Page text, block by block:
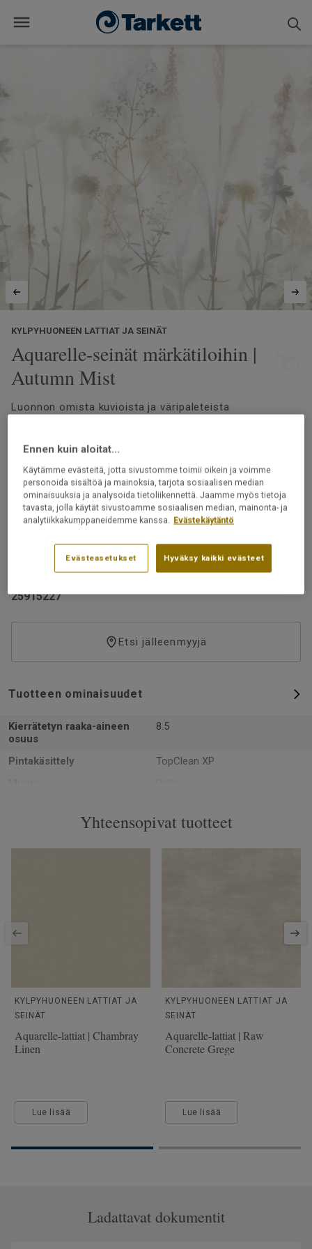
KYLPYHUONEEN LATTIAT JA SEINÄT
Aquarelle-seinät märkätiloihin |
Autumn Mist
Luonnon omista kuvioista ja väripaleteista
ja marmorikuoseista sekä sementtipinnoista aina
botanisiin yksityiskohtiin ja graafisiin kuvioihin
modernilla ja tyylikkäällä ilmeellä.
Päällysteet saa asentaa märkätiloihin vain
ammattilainen.
Lue lisää
Märkätilan tapetti vedenpitävällä designilla
Helppohoitoinen
Ftalaatiton
25915227
Etsi jälleenmyyjä
Tuotteen ominaisuudet
Kierrätetyn raaka-aineen
osuus
8.5
Pintakäsittely
TopClean XP
Euroopassa Europe
Paino
1.5
Yhteensopivat tuotteet
KYLPYHUONEEN LATTIAT JA
SEINÄT
Aquarelle-lattiat | Chambray
Linen
Lue lisää
KYLPYHUONEEN LATTIAT JA
SEINÄT
Aquarelle-lattiat | Raw
Concrete Grege
Lue lisää
Ladattavat dokumentit
Ennen kuin aloitat...
Käytämme evästeitä, jotta sivustomme toimii oikein ja voimme
personoida sisältöä ja mainoksia, tarjota sosiaalisen median
ominaisuuksia ja analysoida tietoliikennettä. Jaamme myös tietoja
tavasta, jolla käytät sivustoamme sosiaalisen median, mainonta- ja
analytiikkakumppaneidemme kanssa. Evästekäytäntö
Evästeasetukset Hyväksy kaikki evästeet